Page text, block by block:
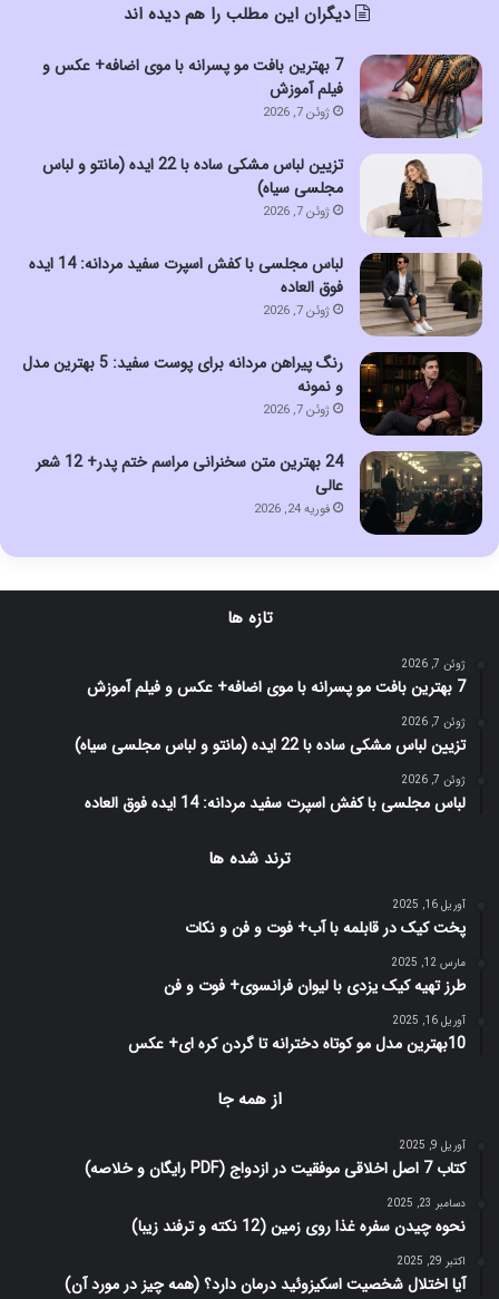
دیگران این مطلب را هم دیده اند
7 بهترین بافت مو پسرانه با موی اضافه+ عکس و
فیلم آموزش
ژوئن 7, 2026
تزیین لباس مشکی ساده با 22 ایده (مانتو و لباس
مجلسی سیاه)
ژوئن 7, 2026
لباس مجلسی با کفش اسپرت سفید مردانه: 14 ایده
فوق العاده
ژوئن 7, 2026
رنگ پیراهن مردانه برای پوست سفید: 5 بهترین مدل
و نمونه
ژوئن 7, 2026
24 بهترین متن سخنرانی مراسم ختم پدر+ 12 شعر
عالی
فوریه 24, 2026
تازه ها
ژوئن 7, 2026
7 بهترین بافت مو پسرانه با موی اضافه+ عکس و فیلم آموزش
ژوئن 7, 2026
تزیین لباس مشکی ساده با 22 ایده (مانتو و لباس مجلسی سیاه)
ژوئن 7, 2026
لباس مجلسی با کفش اسپرت سفید مردانه: 14 ایده فوق العاده
ترند شده ها
آوریل 16, 2025
پخت کیک در قابلمه با آب+ فوت و فن و نکات
مارس 12, 2025
طرز تهیه کیک یزدی با لیوان فرانسوی+ فوت و فن
آوریل 16, 2025
10بهترین مدل مو کوتاه دخترانه تا گردن کره ای+ عکس
از همه جا
آوریل 9, 2025
کتاب 7 اصل اخلاقی موفقیت در ازدواج (PDF رایگان و خلاصه)
دسامبر 23, 2025
نحوه چیدن سفره غذا روی زمین (12 نکته و ترفند زیبا)
اکتبر 29, 2025
آیا اختلال شخصیت اسکیزوئید درمان دارد؟ (همه چیز در مورد آن)